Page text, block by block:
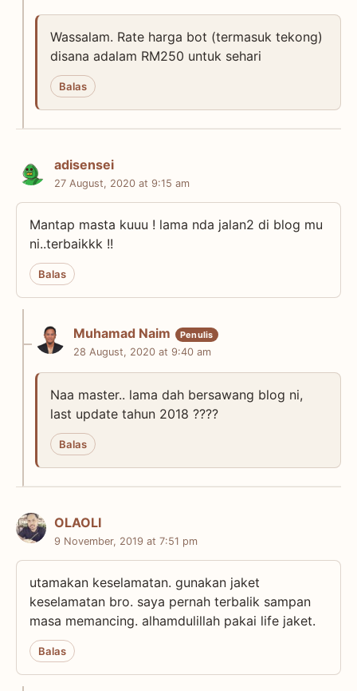
Wassalam. Rate harga bot (termasuk tekong)
disana adalam RM250 untuk sehari
Balas
adisensei
27 August, 2020 at 9:15 am
Mantap masta kuuu ! lama nda jalan2 di blog mu
ni..terbaikkk !!
Balas
Muhamad Naim
28 August, 2020 at 9:40 am
Naa master.. lama dah bersawang blog ni,
last update tahun 2018 ????
Balas
OLAOLI
9 November, 2019 at 7:51 pm
utamakan keselamatan. gunakan jaket
keselamatan bro. saya pernah terbalik sampan
masa memancing. alhamdulillah pakai life jaket.
Balas